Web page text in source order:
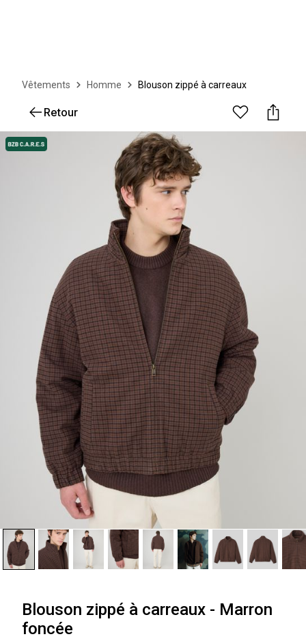
Vêtements Homme Blouson zippé à carreaux
Retour
Blouson zippé à carreaux - Marron
foncée